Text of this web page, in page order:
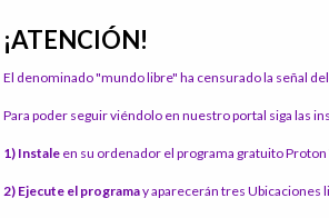
¡ATENCIÓN!
El denominado "mundo libre" ha censurado la señal del
Para poder seguir viéndolo en nuestro portal siga las
1) Instale en su ordenador el programa gratuito Proton
2) Ejecute el programay aparecerán tres Ubicaciones